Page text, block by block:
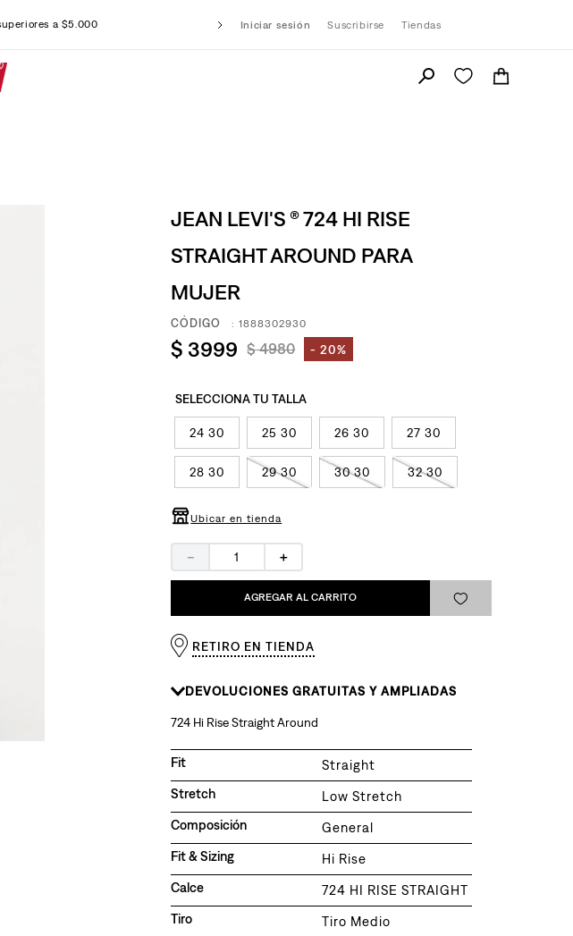
a $5.000 Iniciar sesión Suscribirse Tiendas
JEAN LEVI'S ® 724 HI RISE
STRAIGHT AROUND PARA
MUJER
:1888302930
$ 3999 $ 4980 20%
24 30 25 30 26 30 27 30
28 30 29 30 30 30 32 30
Ubicar en tienda
＋
－
AGREGAR AL CARRITO
RETIRO EN TIENDA
DEVOLUCIONES GRATUITAS Y AMPLIADAS
724 Hi Rise Straight Around
Fit
Straight
Stretch
Low Stretch
Composición
General
Fit & Sizing
Hi Rise
Calce
724 HI RISE STRAIGHT
Tiro
Tiro Medio